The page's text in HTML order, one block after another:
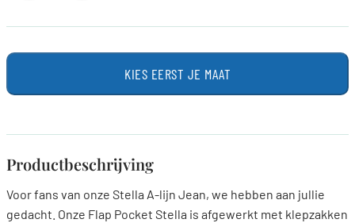
KIES EERST JE MAAT
Productbeschrijving
Voor fans van onze Stella A-lijn Jean, we hebben aan jullie
gedacht. Onze Flap Pocket Stella is afgewerkt met klepzakken